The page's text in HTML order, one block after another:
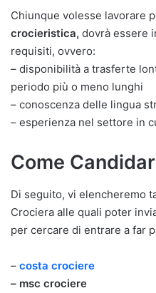
Chiunque volesse lavorare
crocieristica, dovrà essere
requisiti, ovvero:
– disponibilità a trasferte
periodo più o meno lunghi
– conoscenza delle lingua
– esperienza nel settore in
Come
Di seguito, vi elencheremo
Crociera alle quali poter
per cercare di entrare a far
– costa crociere
– msc crociere